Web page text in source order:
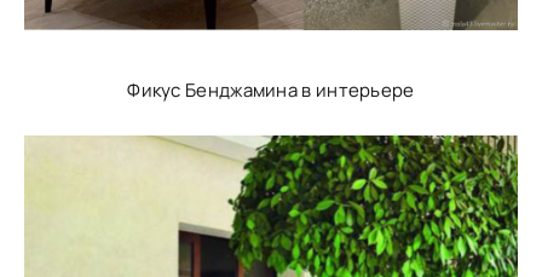
Фикус Бенджамина в интерьере